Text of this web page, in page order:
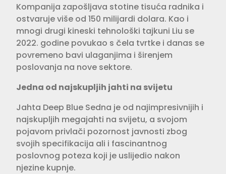
Kompanija zapošljava stotine tisuća radnika i
ostvaruje više od 150 milijardi dolara. Kao i
mnogi drugi kineski tehnološki tajkuni Liu se
2022. godine povukao s čela tvrtke i danas se
povremeno bavi ulaganjima i širenjem
poslovanja na nove sektore.
Jedna od najskupljih jahti na svijetu
Jahta Deep Blue Sedna je od najimpresivnijih i
najskupljih megajahti na svijetu, a svojom
pojavom privlači pozornost javnosti zbog
svojih specifikacija ali i fascinantnog
poslovnog poteza koji je uslijedio nakon
njezine kupnje.